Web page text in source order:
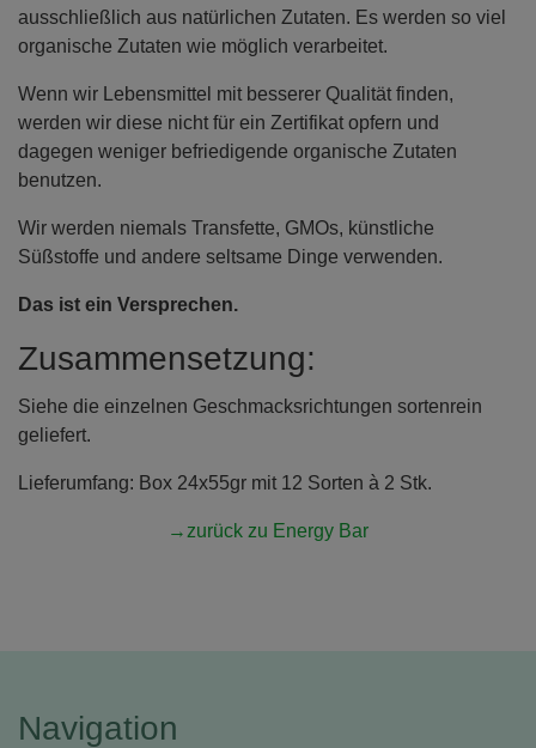
ausschließlich aus natürlichen Zutaten. Es werden so viel
organische Zutaten wie möglich verarbeitet.
Wenn wir Lebensmittel mit besserer Qualität finden,
werden wir diese nicht für ein Zertifikat opfern und
dagegen weniger befriedigende organische Zutaten
benutzen.
Wir werden niemals Transfette, GMOs, künstliche
Süßstoffe und andere seltsame Dinge verwenden.
Das ist ein Versprechen.
Zusammensetzung:
Siehe die einzelnen Geschmacksrichtungen sortenrein
geliefert.
Lieferumfang: Box 24x55gr mit 12 Sorten à 2 Stk.
→zurück zu Energy Bar
Navigation